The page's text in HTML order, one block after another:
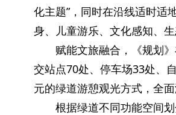
化主题”，同时在沿线适时适
身、儿童游乐、文化感知、
赋能文旅融合，《规划
交站点70处、停车场33处、
元的绿道游憩观光方式，全
根据绿道不同功能空间